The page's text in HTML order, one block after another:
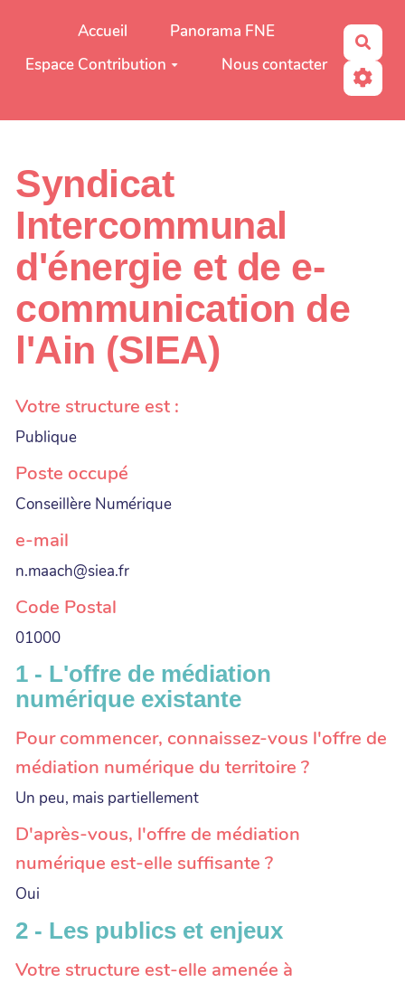
Aller au contenu principal
Accueil
Panorama FNE
Espace Contribution
Nous contacter
Syndicat
Intercommunal
d'énergie et de e-
communication de
l'Ain (SIEA)
Votre structure est :
Publique
Poste occupé
Conseillère Numérique
e-mail
n.maach@siea.fr
Code Postal
01000
1 - L'offre de médiation
numérique existante
Pour commencer, connaissez-vous l'offre de
médiation numérique du territoire ?
Un peu, mais partiellement
D'après-vous, l'offre de médiation
numérique est-elle suffisante ?
Oui
2 - Les publics et enjeux
Votre structure est-elle amenée à